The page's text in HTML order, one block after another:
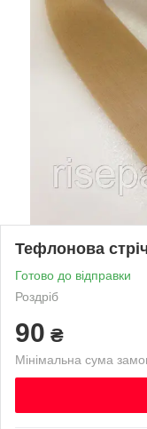
Тефлонова
Готово до відправки
Роздріб
90 ₴
Мінімальна сума